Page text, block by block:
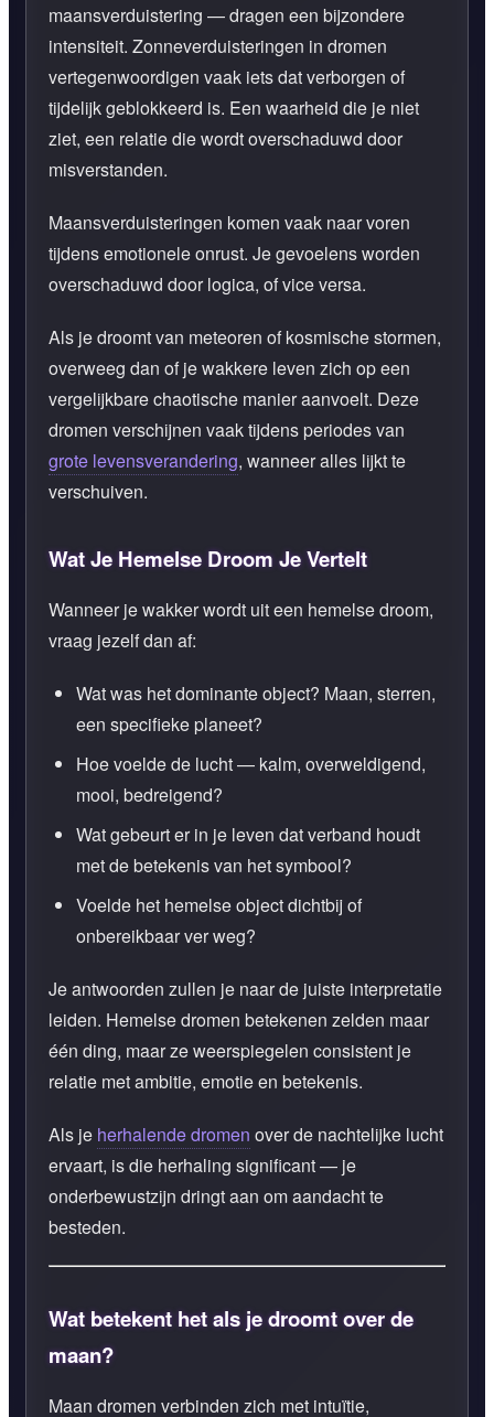
maansverduistering — dragen een bijzondere
intensiteit. Zonneverduisteringen in dromen
vertegenwoordigen vaak iets dat verborgen of
tijdelijk geblokkeerd is. Een waarheid die je niet
ziet, een relatie die wordt overschaduwd door
misverstanden.
Maansverduisteringen komen vaak naar voren
tijdens emotionele onrust. Je gevoelens worden
overschaduwd door logica, of vice versa.
Als je droomt van meteoren of kosmische stormen,
overweeg dan of je wakkere leven zich op een
vergelijkbare chaotische manier aanvoelt. Deze
dromen verschijnen vaak tijdens periodes van
grote levensverandering, wanneer alles lijkt te
verschuiven.
Wat Je Hemelse Droom Je Vertelt
Wanneer je wakker wordt uit een hemelse droom,
vraag jezelf dan af:
Wat was het dominante object? Maan, sterren,
een specifieke planeet?
Hoe voelde de lucht — kalm, overweldigend,
mooi, bedreigend?
Wat gebeurt er in je leven dat verband houdt
met de betekenis van het symbool?
Voelde het hemelse object dichtbij of
onbereikbaar ver weg?
Je antwoorden zullen je naar de juiste interpretatie
leiden. Hemelse dromen betekenen zelden maar
één ding, maar ze weerspiegelen consistent je
relatie met ambitie, emotie en betekenis.
Als je herhalende dromen over de nachtelijke lucht
ervaart, is die herhaling significant — je
onderbewustzijn dringt aan om aandacht te
besteden.
Wat betekent het als je droomt over de
maan?
Maan dromen verbinden zich met intuïtie,